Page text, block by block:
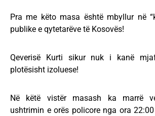
Pra me këto masa është mbyllur në
publike e qytetarëve të Kosovës!
Qeverisë Kurti sikur nuk i kanë
plotësisht izoluese!
Në këtë vistër masash ka marrë
ushtrimin e orës policore nga ora